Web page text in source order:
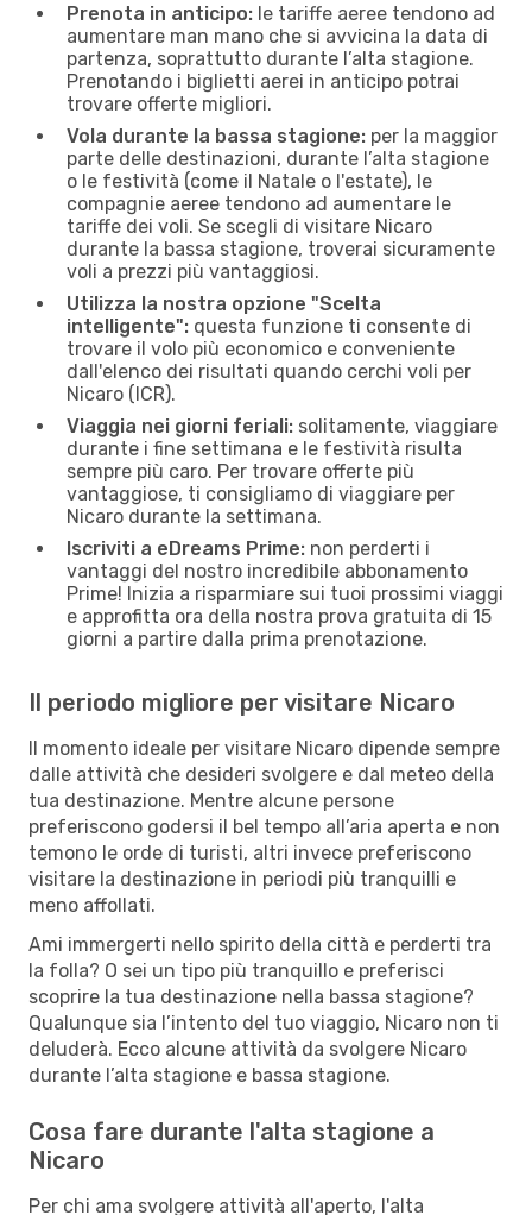
Prenota in anticipo: le tariffe aeree tendono ad
aumentare man mano che si avvicina la data di
partenza, soprattutto durante l’alta stagione.
Prenotando i biglietti aerei in anticipo potrai
trovare offerte migliori.
Vola durante la bassa stagione: per la maggior
parte delle destinazioni, durante l’alta stagione
o le festività (come il Natale o l'estate), le
compagnie aeree tendono ad aumentare le
tariffe dei voli. Se scegli di visitare Nicaro
durante la bassa stagione, troverai sicuramente
voli a prezzi più vantaggiosi.
Utilizza la nostra opzione "Scelta
intelligente": questa funzione ti consente di
trovare il volo più economico e conveniente
dall'elenco dei risultati quando cerchi voli per
Nicaro (ICR).
Viaggia nei giorni feriali: solitamente, viaggiare
durante i fine settimana e le festività risulta
sempre più caro. Per trovare offerte più
vantaggiose, ti consigliamo di viaggiare per
Nicaro durante la settimana.
Iscriviti a eDreams Prime: non perderti i
vantaggi del nostro incredibile abbonamento
Prime! Inizia a risparmiare sui tuoi prossimi viaggi
e approfitta ora della nostra prova gratuita di 15
giorni a partire dalla prima prenotazione.
Il periodo migliore per visitare Nicaro
Il momento ideale per visitare Nicaro dipende sempre
dalle attività che desideri svolgere e dal meteo della
tua destinazione. Mentre alcune persone
preferiscono godersi il bel tempo all’aria aperta e non
temono le orde di turisti, altri invece preferiscono
visitare la destinazione in periodi più tranquilli e
meno affollati.
Ami immergerti nello spirito della città e perderti tra
la folla? O sei un tipo più tranquillo e preferisci
scoprire la tua destinazione nella bassa stagione?
Qualunque sia l’intento del tuo viaggio, Nicaro non ti
deluderà. Ecco alcune attività da svolgere Nicaro
durante l’alta stagione e bassa stagione.
Cosa fare durante l'alta stagione a
Nicaro
Per chi ama svolgere attività all'aperto, l'alta